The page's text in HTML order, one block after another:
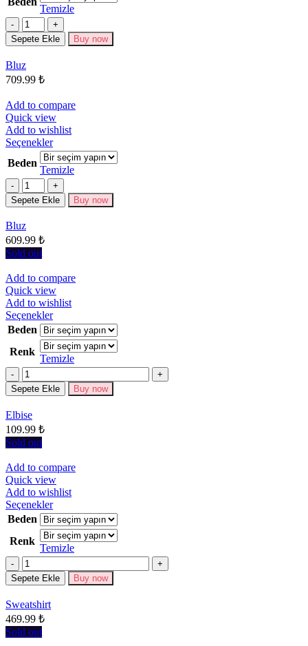
birden
fazla
varyasyonu
var.
Temizle
Miktar
Sepete Ekle Buy now
Bluz
709.99 ₺
Add to compare
Quick view
Add to wishlist
SeçeneklerBu
ürünün
birden
fazla
varyasyonu
var.
Beden
Temizle
Miktar
Sepete Ekle Buy now
Bluz
609.99 ₺
Sold out
Add to compare
Quick view
Add to wishlist
SeçeneklerBu
ürünün
birden
fazla
varyasyonu
Seçenekler
Beden
Renk
Temizle
Miktar
Sepete Ekle Buy now
Elbise
109.99 ₺
Sold out
Add to compare
Quick view
Add to wishlist
SeçeneklerBu
ürünün
birden
fazla
varyasyonu
Seçenekler
Beden
Renk
Temizle
Miktar
Sepete Ekle Buy now
Sweatshirt
469.99 ₺
Sold out